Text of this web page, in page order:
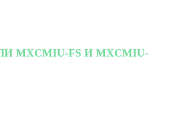
MXCMIU-FS И MXCMIU-